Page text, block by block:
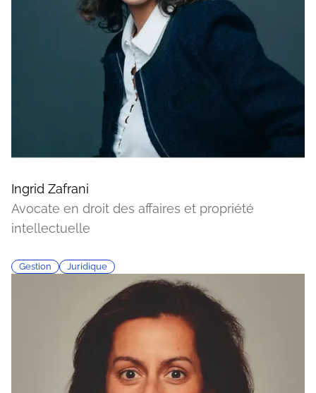
Ingrid Zafrani
Avocate en droit des affaires et propriété
intellectuelle
Gestion Juridique